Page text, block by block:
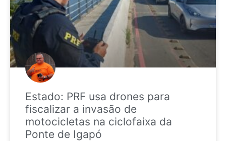
Estado: PRF usa drones para
fiscalizar a invasão de
motocicletas na ciclofaixa da
Ponte de Igapó